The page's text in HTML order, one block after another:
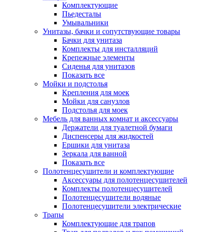
Комплектующие
Пьедесталы
Умывальники
Унитазы, бачки и сопутствующие товары
Бачки для унитаза
Комплекты для инсталляций
Крепежные элементы
Сиденья для унитазов
Показать все
Мойки и подстолья
Крепления для моек
Мойки для санузлов
Подстолья для моек
Мебель для ванных комнат и аксессуары
Держатели для туалетной бумаги
Диспенсеры для жидкостей
Ершики для унитаза
Зеркала для ванной
Показать все
Полотенцесушители и комплектующие
Аксессуары для полотенцесушителей
Комплекты полотенцесушителей
Полотенцесушители водяные
Полотенцесушители электрические
Трапы
Комплектующие для трапов